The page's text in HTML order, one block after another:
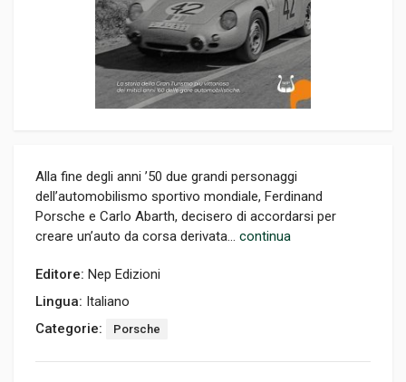
Alla fine degli anni ’50 due grandi personaggi
dell’automobilismo sportivo mondiale, Ferdinand
Porsche e Carlo Abarth, decisero di accordarsi per
creare un’auto da corsa derivata... continua
Editore: Nep Edizioni
Lingua: Italiano
Categorie:
Porsche